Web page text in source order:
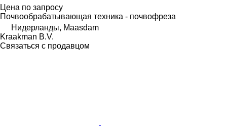
Цена по запросу
Почвообрабатывающая техника - почвофреза
Нидерланды, Maasdam
Kraakman B.V.
Связаться с продавцом